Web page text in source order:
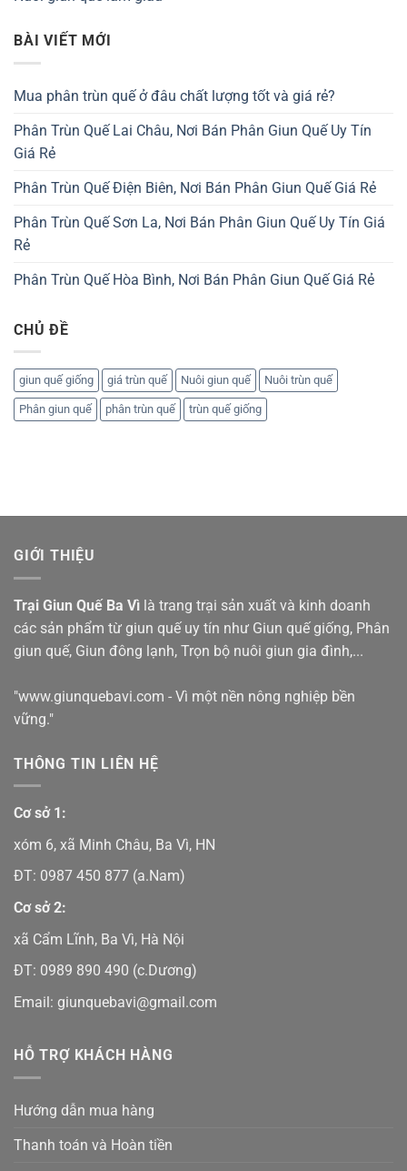
BÀI VIẾT MỚI
Mua phân trùn quế ở đâu chất lượng tốt và giá rẻ?
Phân Trùn Quế Lai Châu, Nơi Bán Phân Giun Quế Uy Tín
Giá Rẻ
Phân Trùn Quế Điện Biên, Nơi Bán Phân Giun Quế Giá Rẻ
Phân Trùn Quế Sơn La, Nơi Bán Phân Giun Quế Uy Tín Giá
Rẻ
Phân Trùn Quế Hòa Bình, Nơi Bán Phân Giun Quế Giá Rẻ
CHỦ ĐỀ
giun quế giống giá trùn quế Nuôi giun quế Nuôi trùn quế
Phân giun quế phân trùn quế trùn quế giống
GIỚI THIỆU
Trại Giun Quế Ba Vì là trang trại sản xuất và kinh doanh
các sản phẩm từ giun quế uy tín như Giun quế giống, Phân
giun quế, Giun đông lạnh, Trọn bộ nuôi giun gia đình,...
"www.giunquebavi.com - Vì một nền nông nghiệp bền
vững."
THÔNG TIN LIÊN HỆ
Cơ sở 1:
xóm 6, xã Minh Châu, Ba Vì, HN
ĐT: 0987 450 877 (a.Nam)
Cơ sở 2:
xã Cẩm Lĩnh, Ba Vì, Hà Nội
ĐT: 0989 890 490 (c.Dương)
Email: giunquebavi@gmail.com
HỖ TRỢ KHÁCH HÀNG
Hướng dẫn mua hàng
Thanh toán và Hoàn tiền